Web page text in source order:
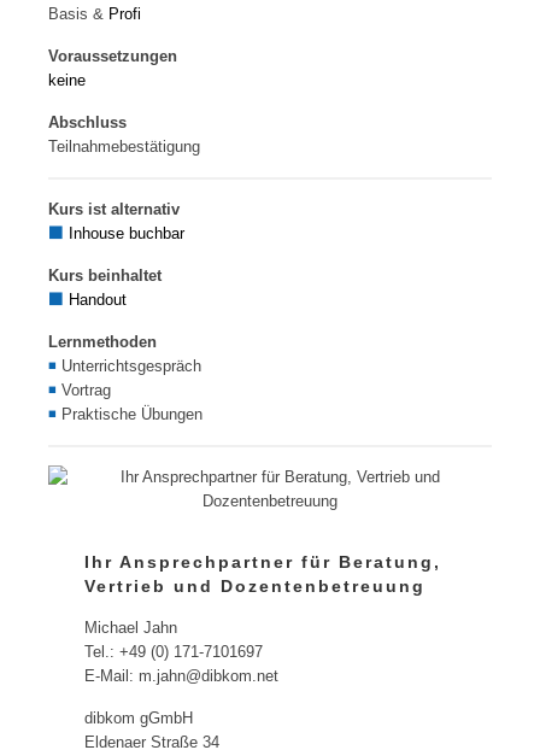
Basis & Profi
Voraussetzungen
keine
Abschluss
Teilnahmebestätigung
Kurs ist alternativ
Inhouse buchbar
Kurs beinhaltet
Handout
Lernmethoden
◾ Unterrichtsgespräch
◾ Vortrag
◾ Praktische Übungen
Ihr Ansprechpartner für Beratung,
Vertrieb und Dozentenbetreuung
Michael Jahn
Tel.: +49 (0) 171-7101697
E-Mail: m.jahn@dibkom.net
dibkom gGmbH
Eldenaer Straße 34